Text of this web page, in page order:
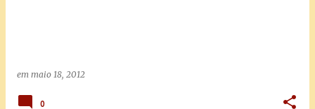
em maio 18, 2012
0